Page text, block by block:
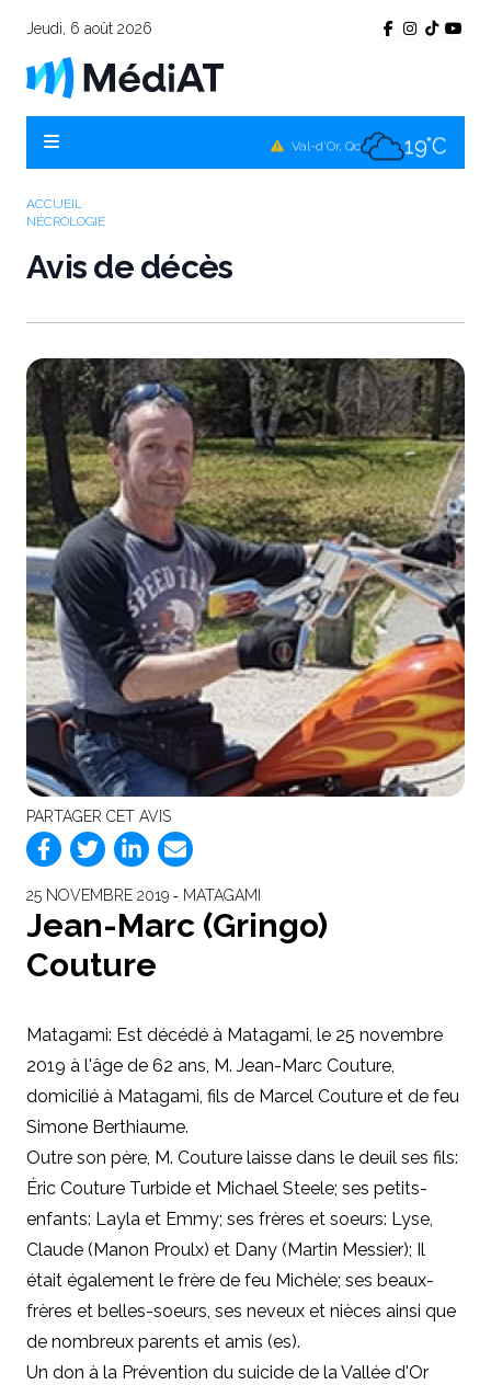
Jeudi, 6 août 2026
Val-d'Or, Qc 19°C
ACCUEIL
NÉCROLOGIE
Avis de décès
PARTAGER CET AVIS
25 NOVEMBRE 2019 ‐ MATAGAMI
Jean-Marc (Gringo)
Couture
Matagami: Est décédé à Matagami, le 25 novembre
2019 à l'âge de 62 ans, M. Jean-Marc Couture,
domicilié à Matagami, fils de Marcel Couture et de feu
Simone Berthiaume.
Outre son père, M. Couture laisse dans le deuil ses fils:
Éric Couture Turbide et Michael Steele; ses petits-
enfants: Layla et Emmy; ses frères et soeurs: Lyse,
Claude (Manon Proulx) et Dany (Martin Messier); Il
était également le frère de feu Michèle; ses beaux-
frères et belles-soeurs, ses neveux et nièces ainsi que
de nombreux parents et amis (es).
Un don à la Prévention du suicide de la Vallée d'Or